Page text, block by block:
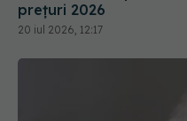
prețuri 2026
20 iul 2026, 12:17